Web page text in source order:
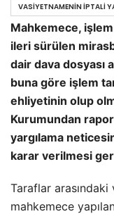
Mahkemece,
ileri sürülen
dair dava dosyası
buna göre işlem
ehliyetinin olup
Kurumundan
yargılama
karar verilmesi
Taraflar arasındaki
mahkemece
VASIYETNAMENIN İPTALI